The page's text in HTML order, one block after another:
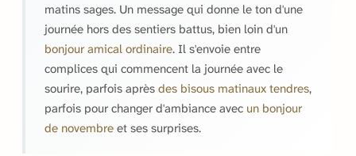
matins sages. Un message qui donne le ton d'une
journée hors des sentiers battus, bien loin d'un
bonjour amical ordinaire. Il s'envoie entre
complices qui commencent la journée avec le
sourire, parfois après des bisous matinaux tendres,
parfois pour changer d'ambiance avec un bonjour
de novembre et ses surprises.